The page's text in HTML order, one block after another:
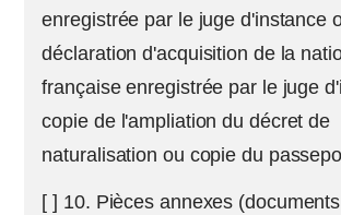
enregistrée par le juge d'instance
déclaration d'acquisition de la
française enregistrée par le juge
copie de l'ampliation du décret de
naturalisation ou copie du
[ ] 10. Pièces annexes